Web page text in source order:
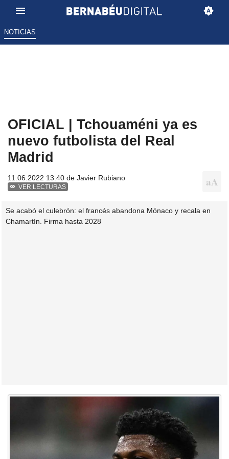
NOTICIAS
OFICIAL | Tchouaméni ya es
nuevo futbolista del Real
Madrid
11.06.2022 13:40 de Javier Rubiano
VER LECTURAS
Se acabó el culebrón: el francés abandona Mónaco y recala en
Chamartín. Firma hasta 2028